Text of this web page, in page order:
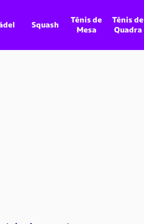
Squash
Tênis de
Mesa
Tênis de
Quadra